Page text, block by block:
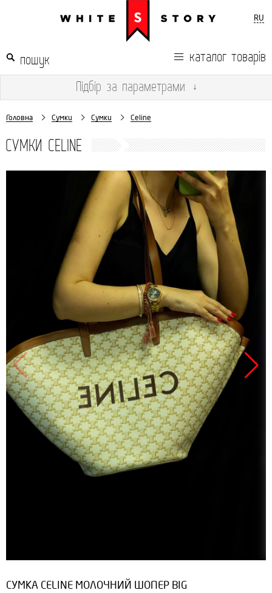
RU
каталог товарів
Підбір за параметрами ↓
Головна Сумки Сумки Celine
СУМКИ CELINE
Продано
СУМКА CELINE МОЛОЧНИЙ ШОПЕР BIG